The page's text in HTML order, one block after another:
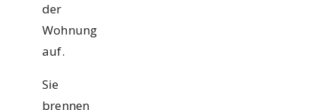
der
Wohnung
auf.
Sie
brennen